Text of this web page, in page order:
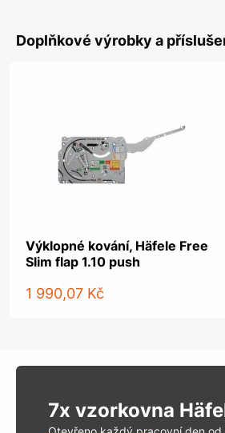
Doplňkové výrobky a
Výklopné kování, Häfele Free
Slim flap 1.10 push
1 990,07 Kč
7x vzorkovna